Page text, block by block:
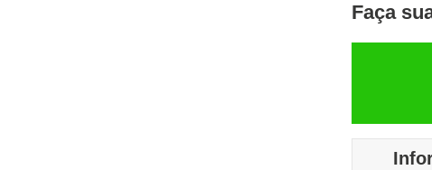
Faça